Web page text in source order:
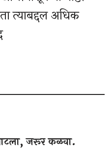
त्याबद्दल अधिक
जरूर कळवा.